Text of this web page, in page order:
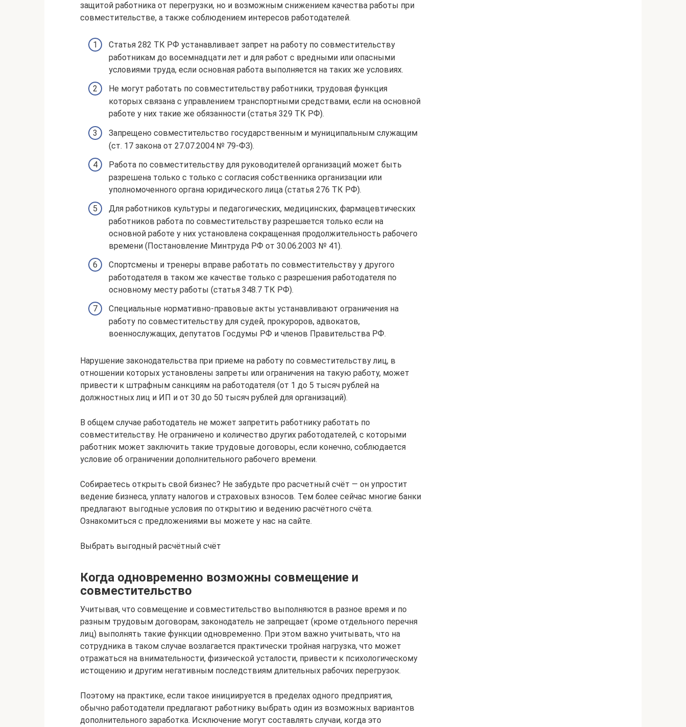
защитой работника от перегрузки, но и возможным снижением качества работы при
совместительстве, а также соблюдением интересов работодателей.
Статья 282 ТК РФ устанавливает запрет на работу по совместительству
работникам до восемнадцати лет и для работ с вредными или опасными
условиями труда, если основная работа выполняется на таких же условиях.
Не могут работать по совместительству работники, трудовая функция
которых связана с управлением транспортными средствами, если на основной
работе у них такие же обязанности (статья 329 ТК РФ).
Запрещено совместительство государственным и муниципальным служащим
(ст. 17 закона от 27.07.2004 № 79-ФЗ).
Работа по совместительству для руководителей организаций может быть
разрешена только с только с согласия собственника организации или
уполномоченного органа юридического лица (статья 276 ТК РФ).
Для работников культуры и педагогических, медицинских, фармацевтических
работников работа по совместительству разрешается только если на
основной работе у них установлена сокращенная продолжительность рабочего
времени (Постановление Минтруда РФ от 30.06.2003 № 41).
Спортсмены и тренеры вправе работать по совместительству у другого
работодателя в таком же качестве только с разрешения работодателя по
основному месту работы (статья 348.7 ТК РФ).
Специальные нормативно-правовые акты устанавливают ограничения на
работу по совместительству для судей, прокуроров, адвокатов,
военнослужащих, депутатов Госдумы РФ и членов Правительства РФ.
Нарушение законодательства при приеме на работу по совместительству лиц, в
отношении которых установлены запреты или ограничения на такую работу, может
привести к штрафным санкциям на работодателя (от 1 до 5 тысяч рублей на
должностных лиц и ИП и от 30 до 50 тысяч рублей для организаций).
В общем случае работодатель не может запретить работнику работать по
совместительству. Не ограничено и количество других работодателей, с которыми
работник может заключить такие трудовые договоры, если конечно, соблюдается
условие об ограничении дополнительного рабочего времени.
Собираетесь открыть свой бизнес? Не забудьте про расчетный счёт — он упростит
ведение бизнеса, уплату налогов и страховых взносов. Тем более сейчас многие банки
предлагают выгодные условия по открытию и ведению расчётного счёта.
Ознакомиться с предложениями вы можете у нас на сайте.
Выбрать выгодный расчётный счёт
Когда одновременно возможны совмещение и
совместительство
Учитывая, что совмещение и совместительство выполняются в разное время и по
разным трудовым договорам, законодатель не запрещает (кроме отдельного перечня
лиц) выполнять такие функции одновременно. При этом важно учитывать, что на
сотрудника в таком случае возлагается практически тройная нагрузка, что может
отражаться на внимательности, физической усталости, привести к психологическому
истощению и другим негативным последствиям длительных рабочих перегрузок.
Поэтому на практике, если такое инициируется в пределах одного предприятия,
обычно работодатели предлагают работнику выбрать один из возможных вариантов
дополнительного заработка. Исключение могут составлять случаи, когда это